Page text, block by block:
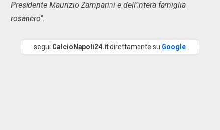
Presidente Maurizio Zamparini e dell’intera famiglia
rosanero".
segui CalcioNapoli24.itdirettamente su Google